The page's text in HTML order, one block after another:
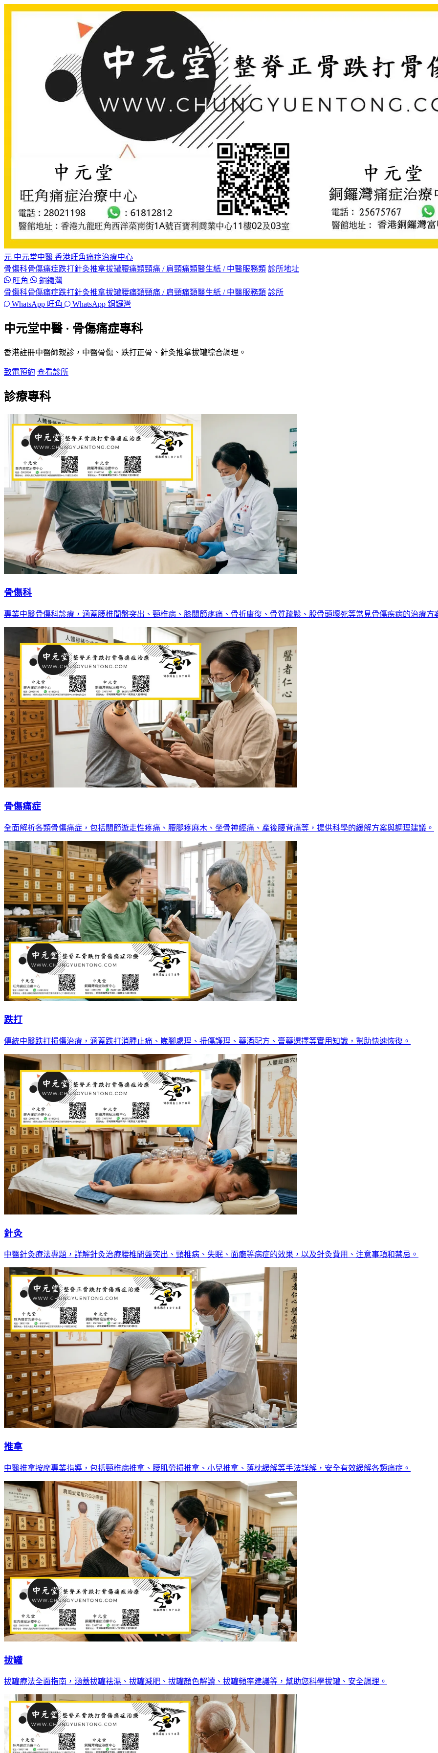
元 中元堂中醫 香港旺角痛症治療中心
骨傷科骨傷痛症跌打針灸推拿拔罐腰痛類頸痛 / 肩頸痛類醫生紙 / 中醫服務類 診所地址
旺角
銅鑼灣
骨傷科骨傷痛症跌打針灸推拿拔罐腰痛類頸痛 / 肩頸痛類醫生紙 / 中醫服務類 診所
WhatsApp 旺角
WhatsApp 銅鑼灣
中元堂中醫 · 骨傷痛症專科
香港註冊中醫師親診，中醫骨傷、跌打正骨、針灸推拿拔罐綜合調理。
致電預約 查看診所
診療專科
骨傷科
專業中醫骨傷科診療，涵蓋腰椎間盤突出、頸椎病、膝關節疼痛、骨折康復、骨質疏鬆、股骨頭壞死等常見骨傷疾病的治療方
骨傷痛症
全面解析各類骨傷痛症，包括關節遊走性疼痛、腰腿疼麻木、坐骨神經痛、產後腰背痛等，提供科學的緩解方案與調理建議。
跌打
傳統中醫跌打損傷治療，涵蓋跌打消腫止痛、崴腳處理、扭傷護理、藥酒配方、膏藥選擇等實用知識，幫助快速恢復。
針灸
中醫針灸療法專題，詳解針灸治療腰椎間盤突出、頸椎病、失眠、面癱等病症的效果，以及針灸費用、注意事項和禁忌。
推拿
中醫推拿按摩專業指導，包括頸椎病推拿、腰肌勞損推拿、小兒推拿、落枕緩解等手法詳解，安全有效緩解各類痛症。
拔罐
拔罐療法全面指南，涵蓋拔罐祛濕、拔罐減肥、拔罐顏色解讀、拔罐頻率建議等，幫助您科學拔罐、安全調理。